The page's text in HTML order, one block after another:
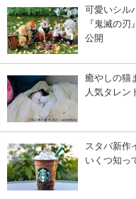
可愛いシル
『鬼滅の
公開
癒やしの猫
人気タレン
スタバ新作
いくつ知っ